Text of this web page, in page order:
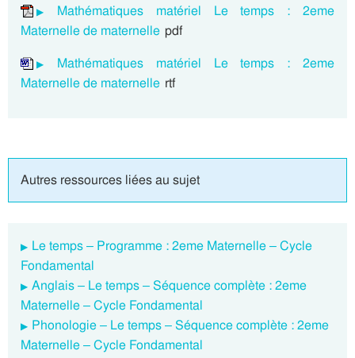
Mathématiques matériel Le temps : 2eme
Maternelle de maternelle pdf
Mathématiques matériel Le temps : 2eme
Maternelle de maternelle rtf
Autres ressources liées au sujet
Le temps – Programme : 2eme Maternelle – Cycle
Fondamental
Anglais – Le temps – Séquence complète : 2eme
Maternelle – Cycle Fondamental
Phonologie – Le temps – Séquence complète : 2eme
Maternelle – Cycle Fondamental